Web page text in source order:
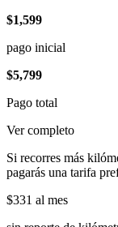
$1,599
pago inicial
$5,799
Pago total
Ver completo
Si recorres más
pagarás una tarifa
$331 al mes